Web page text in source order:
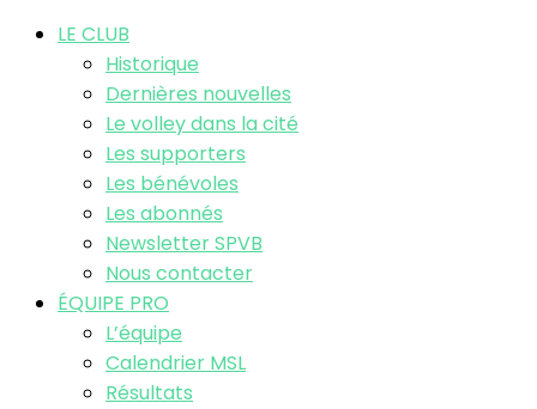
LE CLUB
Historique
Dernières nouvelles
Le volley dans la cité
Les supporters
Les bénévoles
Les abonnés
Newsletter SPVB
Nous contacter
ÉQUIPE PRO
L’équipe
Calendrier MSL
Résultats